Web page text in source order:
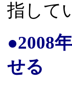
指して
●2008
せる